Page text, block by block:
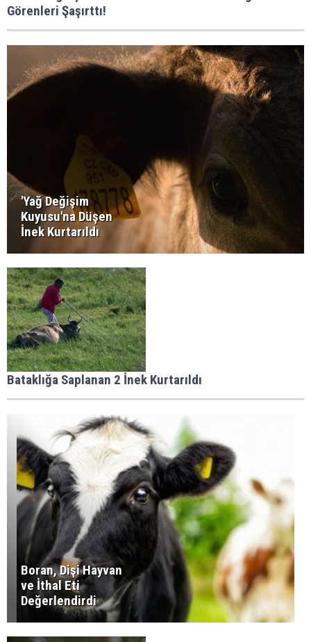
Görenleri Şaşırttı!
'Yağ Değişim
Kuyusu'na Düşen
İnek Kurtarıldı
Bataklığa Saplanan 2 İnek Kurtarıldı
Boran, Dişi Hayvan
ve İthal Eti
Değerlendirdi